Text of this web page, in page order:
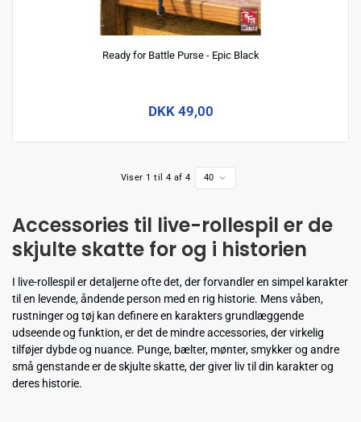
Ready for Battle Purse - Epic Black
DKK 49,00
Viser 1 til 4 af 4 40
Accessories til live-rollespil er de
skjulte skatte for og i historien
I live-rollespil er detaljerne ofte det, der forvandler en simpel karakter
til en levende, åndende person med en rig historie. Mens våben,
rustninger og tøj kan definere en karakters grundlæggende
udseende og funktion, er det de mindre accessories, der virkelig
tilføjer dybde og nuance. Punge, bælter, mønter, smykker og andre
små genstande er de skjulte skatte, der giver liv til din karakter og
deres historie.